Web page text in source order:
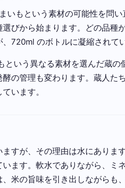
いもという素材の可能性を問い
びから始まります。どの品種
720ml のボトルに凝縮されて
という異なる素材を選んだ蔵の
の管理も変わります。蔵人た
います。
すが、その理由は水にありま
ます。軟水でありながら、ミ
米の旨味を引き出しながらも